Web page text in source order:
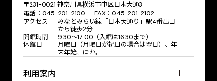
〒231-0021 神奈川県横浜市中区日本大通3
電話：045-201-2100 FAX：045-201-2102
アクセス
みなとみらい線「日本大通り」駅4番出口
から徒歩2分
開館時間
9:30〜17:00（入館は16:30まで）
休館日
月曜日（月曜日が祝日の場合は翌日）、年
末年始、ほか。
利用案内